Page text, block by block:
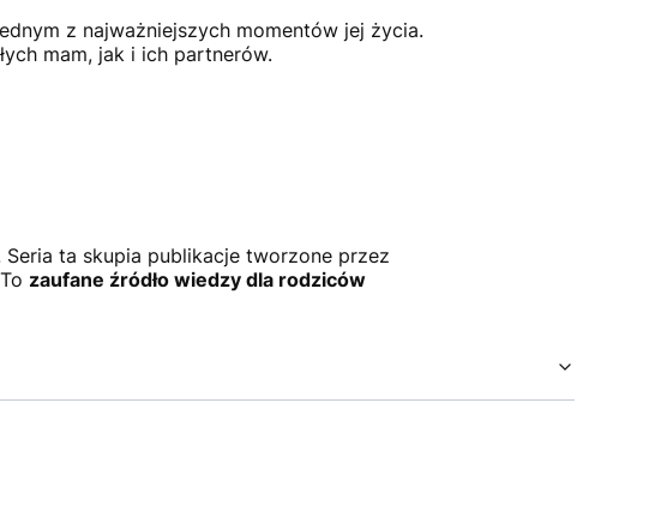
z najważniejszych momentów jej życia.
mam, jak i ich partnerów.
Seria ta skupia publikacje tworzone przez
zaufane źródło wiedzy dla rodziców